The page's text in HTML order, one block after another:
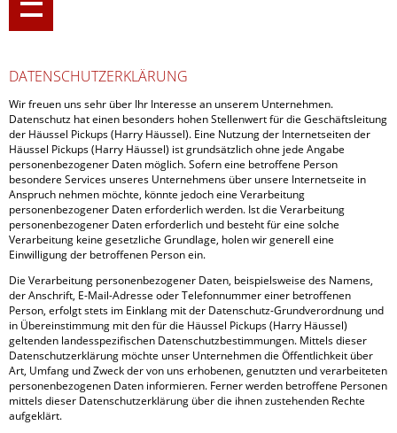
DATENSCHUTZERKLÄRUNG
Wir freuen uns sehr über Ihr Interesse an unserem Unternehmen.
Datenschutz hat einen besonders hohen Stellenwert für die Geschäftsleitung
der Häussel Pickups (Harry Häussel). Eine Nutzung der Internetseiten der
Häussel Pickups (Harry Häussel) ist grundsätzlich ohne jede Angabe
personenbezogener Daten möglich. Sofern eine betroffene Person
besondere Services unseres Unternehmens über unsere Internetseite in
Anspruch nehmen möchte, könnte jedoch eine Verarbeitung
personenbezogener Daten erforderlich werden. Ist die Verarbeitung
personenbezogener Daten erforderlich und besteht für eine solche
Verarbeitung keine gesetzliche Grundlage, holen wir generell eine
Einwilligung der betroffenen Person ein.
Die Verarbeitung personenbezogener Daten, beispielsweise des Namens,
der Anschrift, E-Mail-Adresse oder Telefonnummer einer betroffenen
Person, erfolgt stets im Einklang mit der Datenschutz-Grundverordnung und
in Übereinstimmung mit den für die Häussel Pickups (Harry Häussel)
geltenden landesspezifischen Datenschutzbestimmungen. Mittels dieser
Datenschutzerklärung möchte unser Unternehmen die Öffentlichkeit über
Art, Umfang und Zweck der von uns erhobenen, genutzten und verarbeiteten
personenbezogenen Daten informieren. Ferner werden betroffene Personen
mittels dieser Datenschutzerklärung über die ihnen zustehenden Rechte
aufgeklärt.